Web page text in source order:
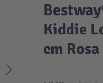
Kiddie
cm